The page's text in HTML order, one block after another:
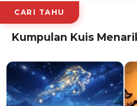
CARI TAHU
Kumpulan Kuis